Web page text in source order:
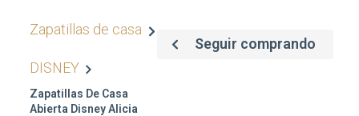
Zapatillas de casa
DISNEY
Zapatillas De Casa
Abierta Disney Alicia
Seguir comprando